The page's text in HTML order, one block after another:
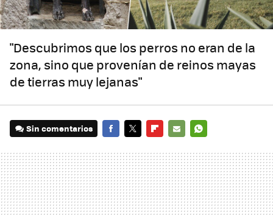
"Descubrimos que los perros no eran de la
zona, sino que provenían de reinos mayas
de tierras muy lejanas"
Sin comentarios
MAIL